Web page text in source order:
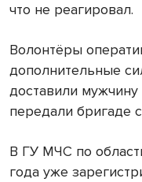
что не реагировал.
Волонтёры
дополнительные
доставили
передали бригаде
В ГУ МЧС по
года уже